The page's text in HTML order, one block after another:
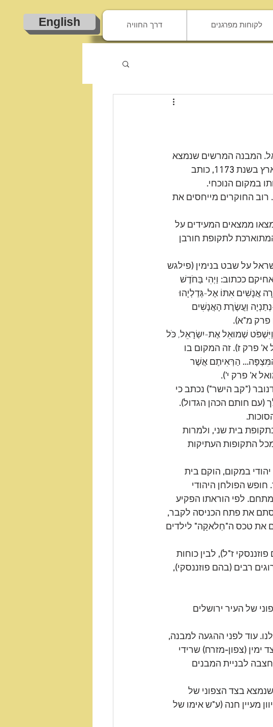
דרך החוויה לקוחות מפרגנים English
. המבנה המרשים שנמצא
בשנת 1173, כותב
במקום הנוכחי.
. רוב החוקרים מייחסים את
ממצאים המעידים על
לתקופת חורבן
על שבט בנימין (פילגש
אחיקם ככתוב: וַיְהִי בַּחֹדֶשׁ
אֲנָשִׁים אִתּוֹ אֶל-גְּדַלְיָהוּ
וַעֲשֶׂרֶת הָאֲנָשִׁים
פרק מ"א).
וַיִּשְׁפֹּט שְׁמוּאֵל אֶת-יִשְׂרָאֵל, כֹּל
א' פרק ז)
. זה המקום בו
... הַרְּאִיתֶם אֲשֶׁר
א' פרק י').
("קב הישר") נכתב כי
(עם חותם הכהן הגדול).
.
בית שני, ולמרות
התקופות העתיקות
במקום, הוקם בית
. חופש הפולחן היהודי
. לפי הוראתו הפקיע
את פתח הכניסה לקבר,
את טכס ה"חַלאקָה" לילדים
ז"ל), לבין כוחות
רבים (בהם פוזננסקי),
של העיר ירושלים
. עוד לפני ההגעה למבנה,
ימין (צפון-מזרח) שרידי
לבניית המבנים
בצד הצפוני של
מעיין חנה (ע"ש אימו של